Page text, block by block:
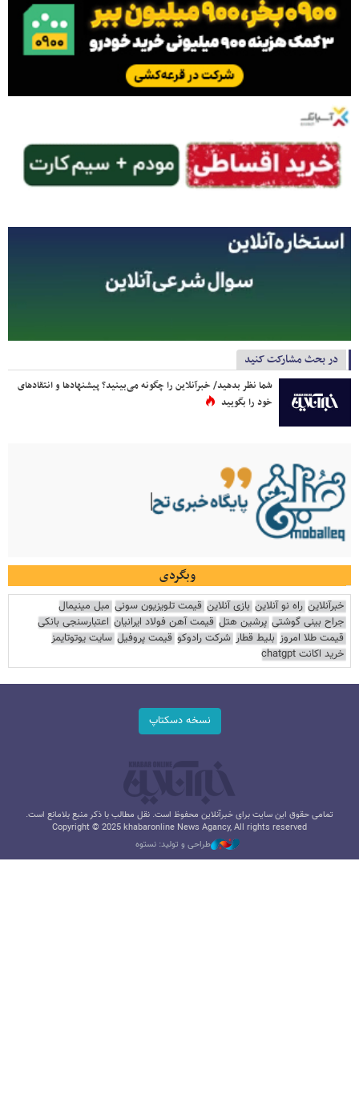
در بحث مشارکت کنید
شما نظر بدهید/ خبرآنلاین را چگونه می‌بینید؟ پیشنهادها و انتقادهای
خود را بگویید
وبگردی
خبرآنلاین راه نو آنلاین بازی آنلاین قیمت تلویزیون سونی مبل مینیمال
جراح بینی گوشتی پرشین هتل قیمت آهن فولاد ایرانیان اعتبارسنجی بانکی
قیمت طلا امروز بلیط قطار شرکت رادوکو قیمت پروفیل سایت یوتوتایمز
خرید اکانت chatgpt
نسخه دسکتاپ
تمامی حقوق این سایت برای خبرآنلاین محفوظ است. نقل مطالب با ذکر منبع بلامانع است.
Copyright © 2025 khabaronline News Agancy, All rights reserved
طراحی و تولید: نستوه